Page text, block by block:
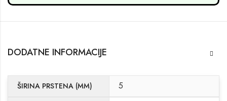
DODATNE INFORMACIJE
ŠIRINA PRSTENA (MM) 5